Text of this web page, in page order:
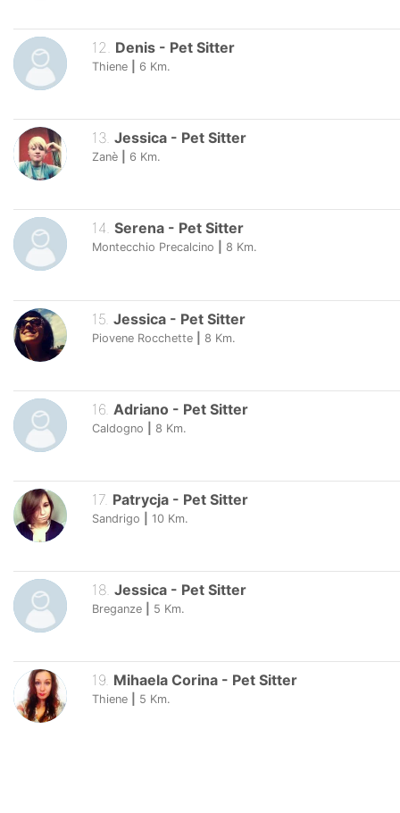
12 Denis - Pet Sitter
Thiene 6 Km.
13. Jessica - Pet Sitter
Zanè 6 Km.
14. Serena - Pet Sitter
Montecchio Precalcino 8 Km.
15 Jessica - Pet Sitter
Piovene Rocchette 8 Km.
16 Adriano - Pet Sitter
Caldogno 8 Km.
17. Patrycja - Pet Sitter
Sandrigo 10 Km.
18. Jessica - Pet Sitter
Breganze 5 Km.
19. Mihaela Corina - Pet Sitter
Thiene 5 Km.